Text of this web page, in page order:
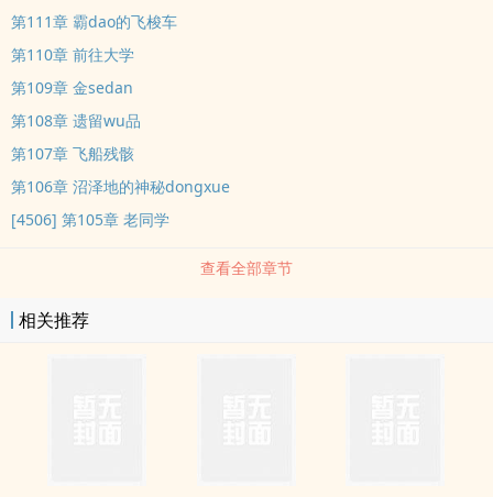
第111章 霸dao的飞梭车
第110章 前往大学
第109章 金sedan
第108章 遗留wu品
第107章 飞船残骸
第106章 沼泽地的神秘dongxue
[4506] 第105章 老同学
查看全部章节
相关推荐